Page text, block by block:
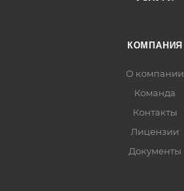
КОМПАНИЯ
О компании
Команда
Контакты
Лицензии
Документы